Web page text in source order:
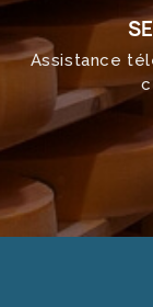
Assistance